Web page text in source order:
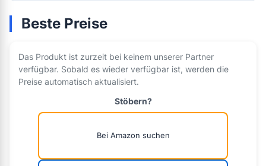
Beste Preise
Das Produkt ist zurzeit bei keinem unserer Partner
verfügbar. Sobald es wieder verfügbar ist, werden die
Preise automatisch aktualisiert.
Stöbern?
Bei Amazon suchen